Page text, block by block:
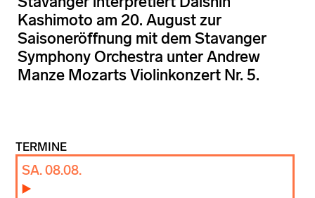
Kashimoto am 20. August zur
Saisoneröffnung mit dem Stavanger
Symphony Orchestra unter Andrew
Manze Mozarts Violinkonzert Nr. 5.
TERMINE
SA. 08.08.